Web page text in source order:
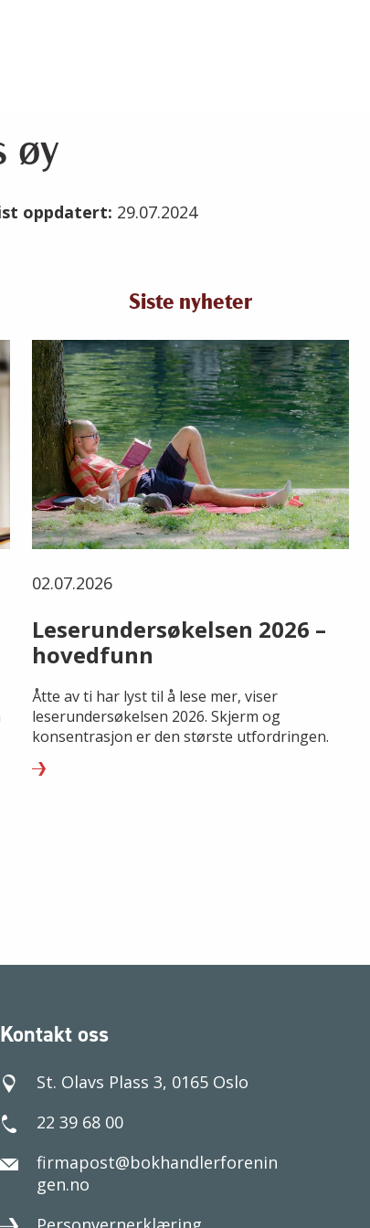
øy
oppdatert: 29.07.2024
Siste nyheter
02.07.2026
Leserundersøkelsen 2026 –
hovedfunn
Åtte av ti har lyst til å lese mer, viser
leserundersøkelsen 2026. Skjerm og
konsentrasjon er den største utfordringen.
Kontakt oss
St. Olavs Plass 3, 0165 Oslo
22 39 68 00
firmapost@bokhandlerforenin
gen.no